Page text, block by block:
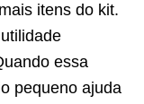
itens do kit.
essa
pequeno ajuda